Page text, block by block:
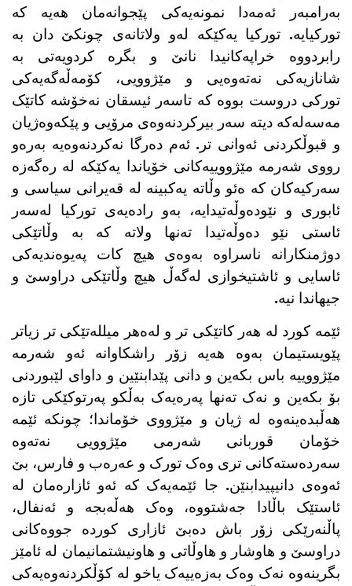
بەرامبەر ئەمەدا نمونەیەکی پێجوانەمان هەیە کە
تورکیایە. تورکیا یەکێکە لەو ولاتانەی چونکێ دان بە
رابردووە خراپەکانیدا نانێ و بگرە کردویەتی بە
شانازیەکی نەتەوەیی و مێژوویی، کۆمەڵەگەیەکی
تورکی دروست بووە کە تاسەر ئیسقان نەخۆشە کاتێک
مەسەلەکە دیتە سەر بیرکردنەوەی مرۆیی و پێکەوەژیان
و قبوڵکردنی ئەوانی تر. ئەم دەرگا نەکردنەوەیە بەرەو
رووی شەرمە مێژووییەکانی خۆیاندا یەکێکە لە رەگەزە
سەرکیەکان کە ەئو وڵاتە یەکبینە لە قەیرانی سیاسی و
ئابوری و نێودەوڵەتیدایە، بەو رادەیەی تورکیا لەسەر
ئاستی نێو دەوڵەتیدا تەنها ولاتە کە بە وڵاتێکی
دوژمنکارانە ناسراوە بەوەی هیچ کات پەیوەندیەکی
ئاسایی و ئاشتیخوازی لەگەڵ هیچ وڵاتێکی دراوسێ و
جیهاندا نیە.
ئێمە کورد لە هەر کاتێکی تر و لەەهر میللەتێکی تر زیاتر
پێویستیمان بەوە هەیە زۆر راشکاوانە ئەو شەرمە
مێژووییە باس بکەین و دانی پێدابنێین و داوای لێبوردنی
بۆ بکەین و نەک تەنها پەرەیەک بەڵکو پەرتوکێکی تازە
هەڵبدەینەوە لە ژیان و مێژووی خۆماندا؛ چونکە ئێمە
خۆمان قوربانی شەرمی مێژوویی نەتەوە
سەردەستەکانی تری وەک تورک و عەرەب و فارس، بێ
ئەوەی دانیپیدابنێن. جا ئێمەیەک کە ئەو ئازارەمان لە
ئاستێک باڵادا جەشتووە، وەک هەڵەبجە و ئەنفال،
پاڵنەرێکی زۆر باش دەبێ ئازاری کوردە جووەکانی
دراوسێ و هاوشار و هاوڵاتی و هاونیشتمانیمان لە ئامێز
بگرینەوە نەک وەک بەزەییەک یاخو لە کۆڵکردنەوەیەکی